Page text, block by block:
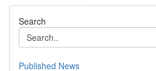
Search
Published News